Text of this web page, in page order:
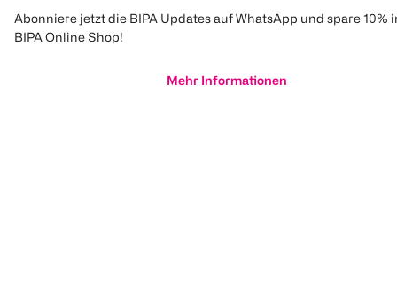
Abonniere jetzt die BIPA Updates auf WhatsApp und spare 10%
BIPA Online Shop!
Mehr Informationen